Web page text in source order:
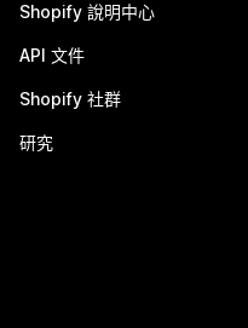
Shopify 說明中心
API 文件
Shopify 社群
研究